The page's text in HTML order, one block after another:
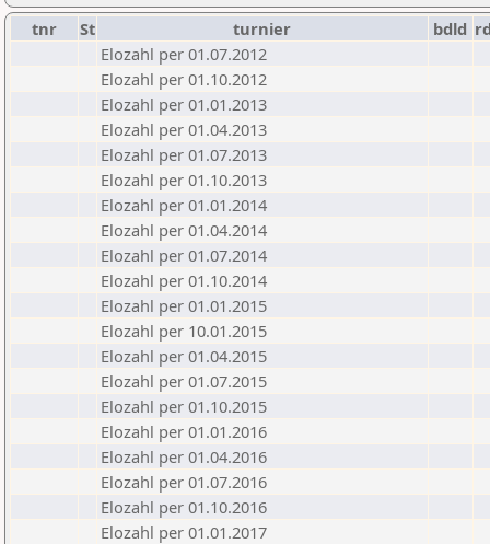
tnr St turnier bdld
Elozahl per 01.07.2012
Elozahl per 01.10.2012
Elozahl per 01.01.2013
Elozahl per 01.04.2013
Elozahl per 01.07.2013
Elozahl per 01.10.2013
Elozahl per 01.01.2014
Elozahl per 01.04.2014
Elozahl per 01.07.2014
Elozahl per 01.10.2014
Elozahl per 01.01.2015
Elozahl per 10.01.2015
Elozahl per 01.04.2015
Elozahl per 01.07.2015
Elozahl per 01.10.2015
Elozahl per 01.01.2016
Elozahl per 01.04.2016
Elozahl per 01.07.2016
Elozahl per 01.10.2016
Elozahl per 01.01.2017